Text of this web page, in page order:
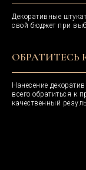
Декоративные
свой бюджет при
Нанесение
всего обратиться к
качественный
hello@artbypd.ru
ул. Красноармейская,
ТЦ Кубатура, 2 этаж,
сек. 234
Отправьте
так быстро,